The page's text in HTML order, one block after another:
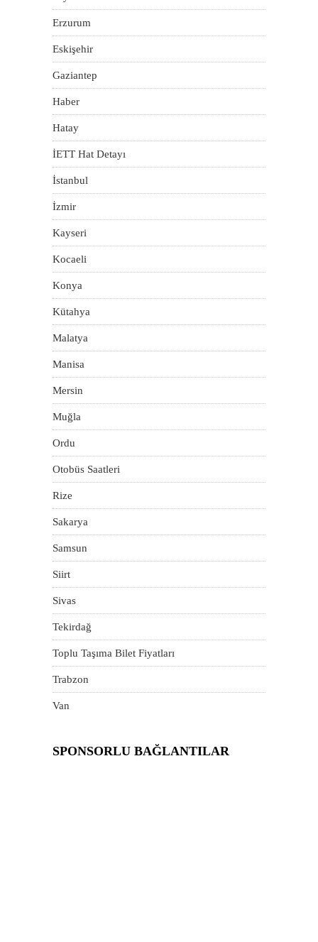
Erzurum
Eskişehir
Gaziantep
Haber
Hatay
İETT Hat Detayı
İstanbul
İzmir
Kayseri
Kocaeli
Konya
Kütahya
Malatya
Manisa
Mersin
Muğla
Ordu
Otobüs Saatleri
Rize
Sakarya
Samsun
Siirt
Sivas
Tekirdağ
Toplu Taşıma Bilet Fiyatları
Trabzon
Van
SPONSORLU BAĞLANTILAR